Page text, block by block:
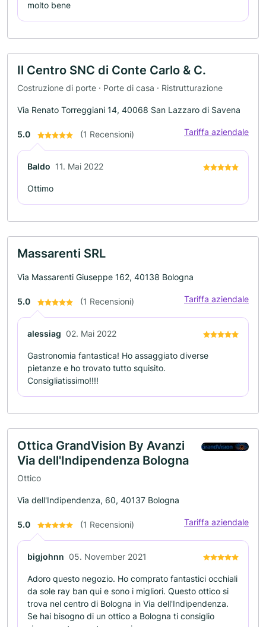
molto bene
Il Centro SNC di Conte Carlo & C.
Costruzione di porte · Porte di casa · Ristrutturazione
Via Renato Torreggiani 14, 40068 San Lazzaro di Savena
5.0 (1 Recensioni) Tariffa aziendale
Baldo 11. Mai 2022
Ottimo
Massarenti SRL
Via Massarenti Giuseppe 162, 40138 Bologna
5.0 (1 Recensioni) Tariffa aziendale
alessiag 02. Mai 2022
Gastronomia fantastica! Ho assaggiato diverse
pietanze e ho trovato tutto squisito.
Consigliatissimo!!!!
Ottica GrandVision By Avanzi
Via dell'Indipendenza Bologna
Ottico
Via dell'Indipendenza, 60, 40137 Bologna
5.0 (1 Recensioni) Tariffa aziendale
bigjohnn 05. November 2021
Adoro questo negozio. Ho comprato fantastici occhiali
da sole ray ban qui e sono i migliori. Questo ottico si
trova nel centro di Bologna in Via dell'Indipendenza.
Se hai bisogno di un ottico a Bologna ti consiglio